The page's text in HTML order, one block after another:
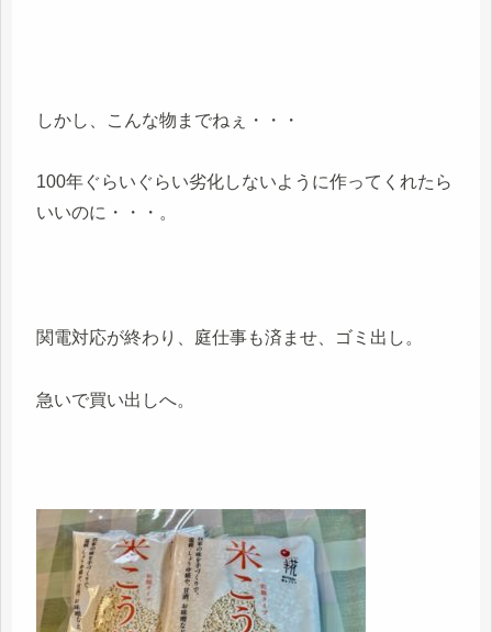
しかし、こんな物までねぇ・・・
100年ぐらいぐらい劣化しないように作ってくれたら
いいのに・・・。
関電対応が終わり、庭仕事も済ませ、ゴミ出し。
急いで買い出しへ。